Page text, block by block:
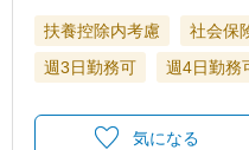
扶養控除内考慮 社会保
週3日勤務可
週4日勤務
気になる